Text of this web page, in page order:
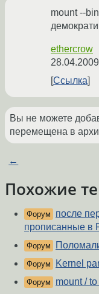
mount --
ethercrow
Ссылка
Вы не можете
перемещена в
←
Похожие
Форум
после
прописанные в
Форум
Форум Kernel
Форум mount / to